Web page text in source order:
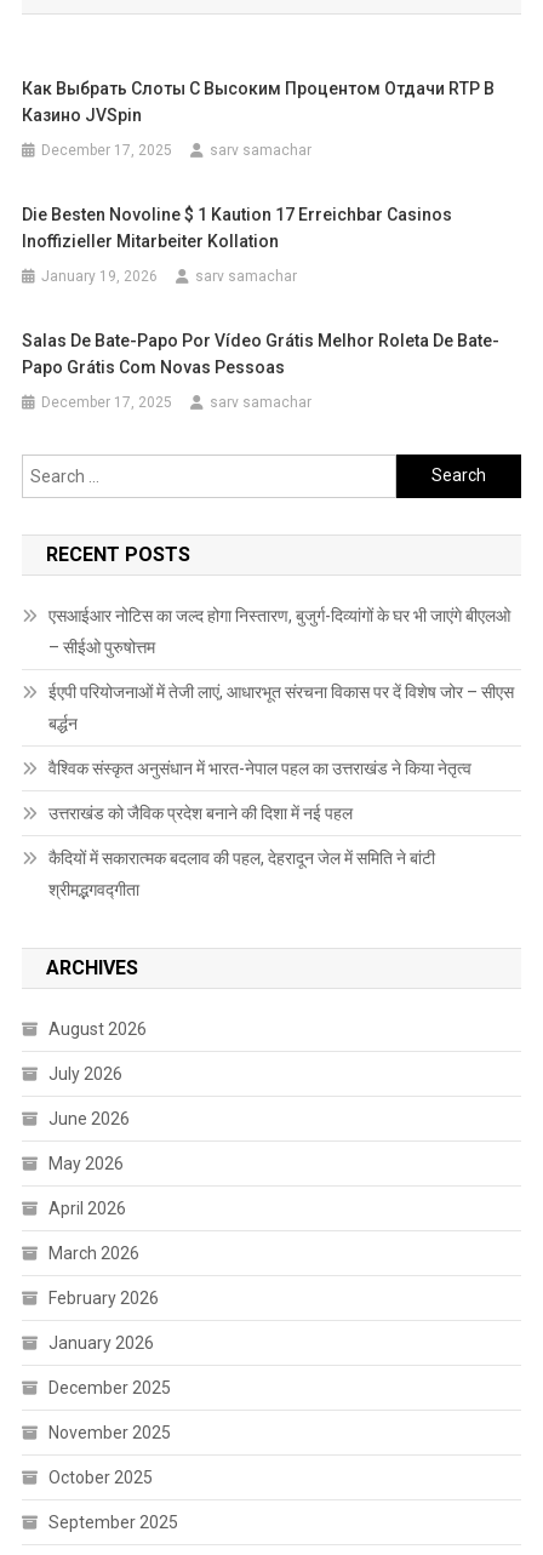
Как Выбрать Слоты С Высоким Процентом Отдачи RTP В
Казино JVSpin
December 17, 2025 sarv samachar
Die Besten Novoline $ 1 Kaution 17 Erreichbar Casinos
Inoffizieller Mitarbeiter Kollation
January 19, 2026 sarv samachar
Salas De Bate-Papo Por Vídeo Grátis Melhor Roleta De Bate-
Papo Grátis Com Novas Pessoas
December 17, 2025 sarv samachar
Search
for:
RECENT POSTS
एसआईआर नोटिस का जल्द होगा निस्तारण, बुजुर्ग-दिव्यांगों के घर भी जाएंगे बीएलओ
– सीईओ पुरुषोत्तम
ईएपी परियोजनाओं में तेजी लाएं, आधारभूत संरचना विकास पर दें विशेष जोर – सीएस
बर्द्धन
वैश्विक संस्कृत अनुसंधान में भारत-नेपाल पहल का उत्तराखंड ने किया नेतृत्व
उत्तराखंड को जैविक प्रदेश बनाने की दिशा में नई पहल
कैदियों में सकारात्मक बदलाव की पहल, देहरादून जेल में समिति ने बांटी
श्रीमद्भगवद्गीता
ARCHIVES
August 2026
July 2026
June 2026
May 2026
April 2026
March 2026
February 2026
January 2026
December 2025
November 2025
October 2025
September 2025